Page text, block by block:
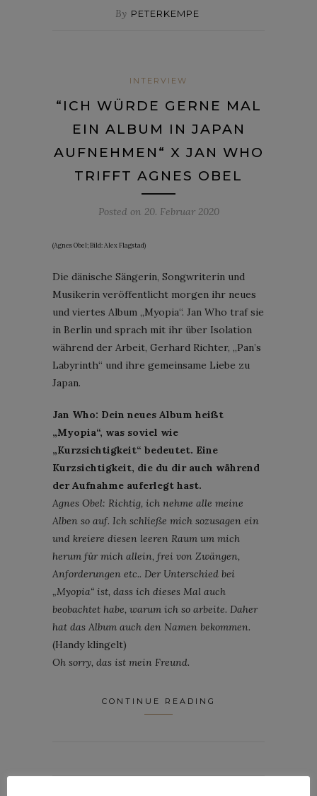
By PETERKEMPE
INTERVIEW
“ICH WÜRDE GERNE MAL
EIN ALBUM IN JAPAN
AUFNEHMEN“ X JAN WHO
TRIFFT AGNES OBEL
Posted on 20. Februar 2020
(Agnes Obel; Bild: Alex Flagstad)
Die dänische Sängerin, Songwriterin und
Musikerin veröffentlicht morgen ihr neues
und viertes Album „Myopia“. Jan Who traf sie
in Berlin und sprach mit ihr über Isolation
während der Arbeit, Gerhard Richter, „Pan’s
Labyrinth“ und ihre gemeinsame Liebe zu
Japan.
Jan Who: Dein neues Album heißt
„Myopia“, was soviel wie
„Kurzsichtigkeit“ bedeutet. Eine
Kurzsichtigkeit, die du dir auch während
der Aufnahme auferlegt hast.
Agnes Obel: Richtig, ich nehme alle meine
Alben so auf. Ich schließe mich sozusagen ein
und kreiere diesen leeren Raum um mich
herum für mich allein, frei von Zwängen,
Anforderungen etc.. Der Unterschied bei
„Myopia“ ist, dass ich dieses Mal auch
beobachtet habe, warum ich so arbeite. Daher
hat das Album auch den Namen bekommen.
(Handy klingelt)
Oh sorry, das ist mein Freund.
CONTINUE READING